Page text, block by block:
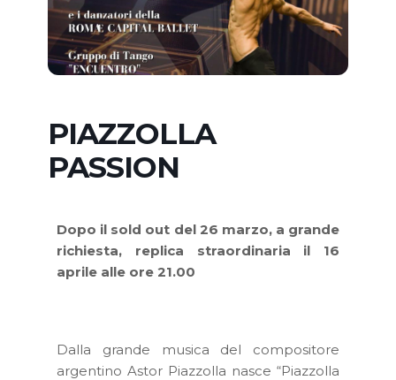
PIAZZOLLA
PASSION
Dopo il sold out del 26 marzo, a grande
richiesta, replica straordinaria il 16
aprile alle ore 21.00
Dalla grande musica del compositore
argentino Astor Piazzolla nasce “Piazzolla